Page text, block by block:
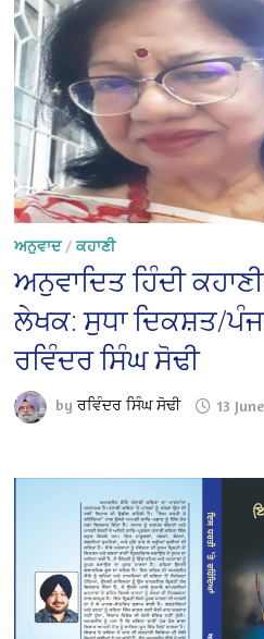
ਅਨੁਵਾਦ/ਕਹਾਣੀ
ਅਨੁਵਾਦਿਤ ਹਿੰਦੀ
ਲੇਖਕ: ਸੁਧਾ ਦਿਕਸ਼ਤ/
ਰਵਿੰਦਰ ਸਿੰਘ ਸੋਢੀ
byਰਵਿੰਦਰ ਸਿੰਘ ਸੋਢੀ 13